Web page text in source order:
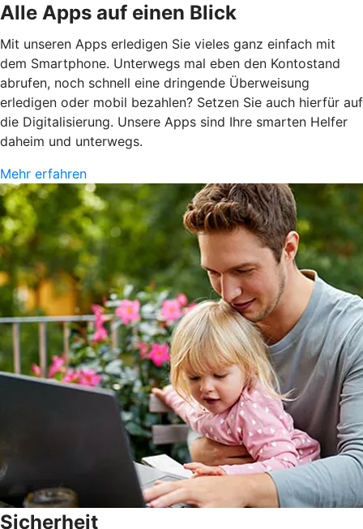
Alle Apps auf einen Blick
Mit unseren Apps erledigen Sie vieles ganz einfach mit
dem Smartphone. Unterwegs mal eben den Kontostand
abrufen, noch schnell eine dringende Überweisung
erledigen oder mobil bezahlen? Setzen Sie auch hierfür auf
die Digitalisierung. Unsere Apps sind Ihre smarten Helfer
daheim und unterwegs.
Mehr erfahren
Sicherheit